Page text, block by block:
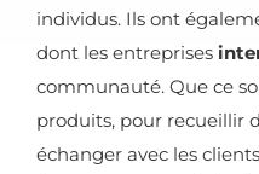
individus. Ils ont
dont les entreprises
communauté. Que ce
produits, pour recueillir
échanger avec les